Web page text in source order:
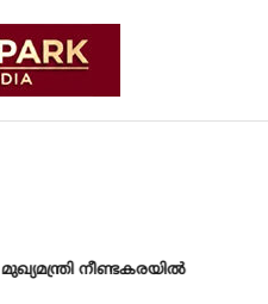
മുഖ്യമന്ത്രി നീണ്ടകരയിൽ